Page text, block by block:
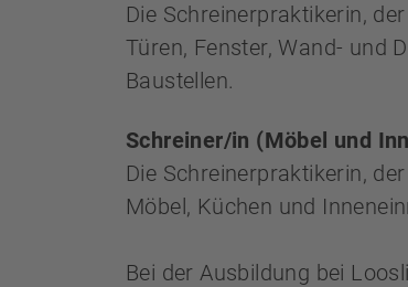
Die Schreinerpraktikerin,
Türen, Fenster, Wand- und
Baustellen.
Schreiner/in (Möbel und
Die Schreinerpraktikerin,
Möbel, Küchen und
Bei der Ausbildung bei